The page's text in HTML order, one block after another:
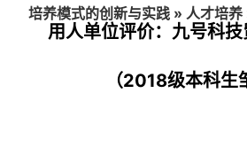
培养模式的创新与实践 »人才培养
用人单位评价：九号科技
（2018级本科生